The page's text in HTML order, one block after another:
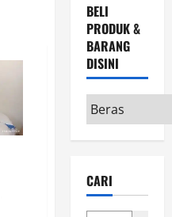
BELI
PRODUK &
BARANG
DISINI
Beli
Produk
&
disini
CARI